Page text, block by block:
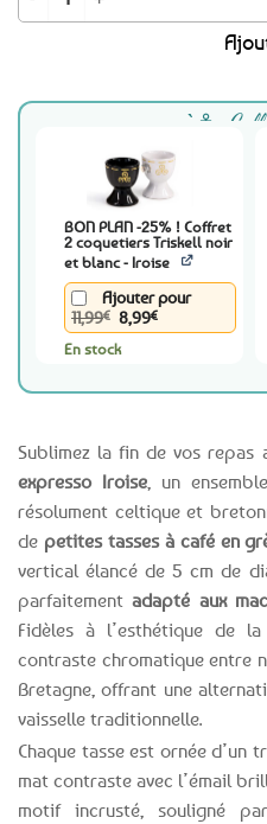
Sublimez la fin de vos repas
expresso Iroise , un
résolument celtique et
de petites tasses à café en
vertical élancé de 5 cm de
parfaitement adapté aux
Fidèles à l’esthétique de
contraste chromatique entre
Bretagne, offrant une
vaisselle traditionnelle.
Chaque tasse est ornée d’un
mat contraste avec l’émail
motif incrusté, souligné
BON PLAN -25% ! Coffret
2 coquetiers Triskell noir
et blanc - Iroise
Ajouter pour
11,99€ Le
prix
initial
8,99€Le
prix
En stock